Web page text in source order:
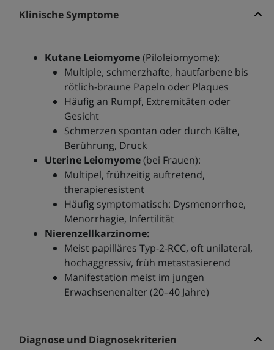
Klinische Symptome
Kutane Leiomyome(Piloleiomyome):
Multiple, schmerzhafte, hautfarbene bis
rötlich-braune Papeln oder Plaques
Häufig an Rumpf, Extremitäten oder
Gesicht
Schmerzen spontan oder durch Kälte,
Berührung, Druck
Uterine Leiomyome(bei Frauen):
Multipel, frühzeitig auftretend,
therapieresistent
Häufig symptomatisch: Dysmenorrhoe,
Menorrhagie, Infertilität
Nierenzellkarzinome:
Meist papilläres Typ-2-RCC, oft unilateral,
hochaggressiv, früh metastasierend
Manifestation meist im jungen
Erwachsenenalter (20–40 Jahre)
Diagnose und Diagnosekriterien